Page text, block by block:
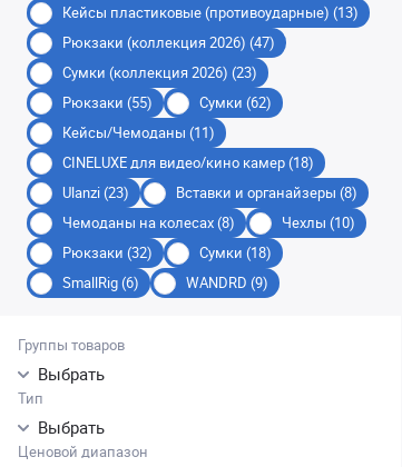
Кейсы пластиковые (противоударные) (13)
Рюкзаки (коллекция 2026) (47)
Сумки (коллекция 2026) (23)
Рюкзаки (55)
Сумки (62)
Кейсы/Чемоданы (11)
CINELUXE для видео/кино камер (18)
Ulanzi (23)
Вставки и органайзеры (8)
Чемоданы на колесах (8)
Чехлы (10)
Рюкзаки (32)
Сумки (18)
SmallRig (6)
WANDRD (9)
Группы товаров
Выбрать
Тип
Выбрать
Ценовой диапазон